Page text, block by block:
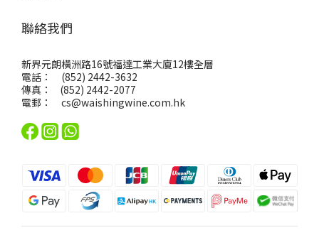
聯絡我們
新界元朗橫洲路16號福達工業大廈12樓全層
電話： (852) 2442-3632
傳真： (852) 2442-2077
電郵： cs@waishingwine.com.hk